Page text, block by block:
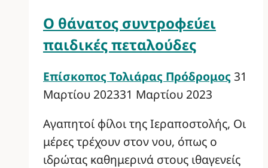
Ο θάνατος συντροφεύει
παιδικές πεταλούδες
Επίσκοπος Τολιάρας Πρόδρομος 31
Μαρτίου 202331 Μαρτίου 2023
Αγαπητοί φίλοι της Ιεραποστολής, Οι
μέρες τρέχουν στον νου, όπως ο
ιδρώτας καθημερινά στους ιθαγενείς